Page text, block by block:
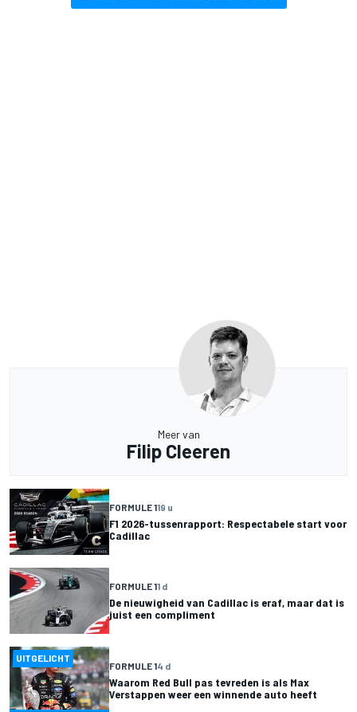
Meer van
Filip Cleeren
FORMULE 119 u
F1 2026-tussenrapport: Respectabele start voor
Cadillac
FORMULE 11 d
De nieuwigheid van Cadillac is eraf, maar dat is
juist een compliment
UITGELICHT
FORMULE 14 d
Waarom Red Bull pas tevreden is als Max
Verstappen weer een winnende auto heeft